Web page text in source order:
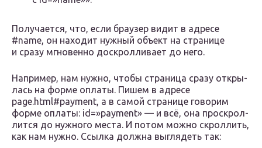
Полу­ча­ет­ся, что, если бра­у­зер видит в адре­се
#name, он нахо­дит нуж­ный объ­ект на стра­ни­це
и сра­зу мгно­вен­но доскрол­ли­ва­ет до него.
Напри­мер, нам нуж­но, что­бы стра­ни­ца сра­зу откры­
лась на фор­ме опла­ты. Пишем в адре­се
page.html#payment, а в самой стра­ни­це гово­рим
фор­ме опла­ты: id=»payment» — и всё, она про­скрол­
лит­ся до нуж­но­го места. И потом мож­но скрол­лить,
как нам нуж­но. Ссыл­ка долж­на выгля­деть так: